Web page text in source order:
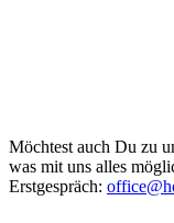
Möchtest auch Du zu
was mit uns alles
Erstgespräch: